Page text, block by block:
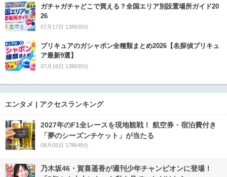
ガチャガチャどこで買える？全国エリア別設置場所ガイド20
26
07月17日 13時00分
プリキュアのガシャポン全種類まとめ2026【名探偵プリキュ
ア最新9選】
07月16日 13時00分
エンタメ | アクセスランキング
2027年のF1全レースを現地観戦！ 航空券・宿泊費付き
「夢のシーズンチケット」が当たる
08月05日 17時48分
乃木坂46・賀喜遥香が週刊少年チャンピオンに登場！